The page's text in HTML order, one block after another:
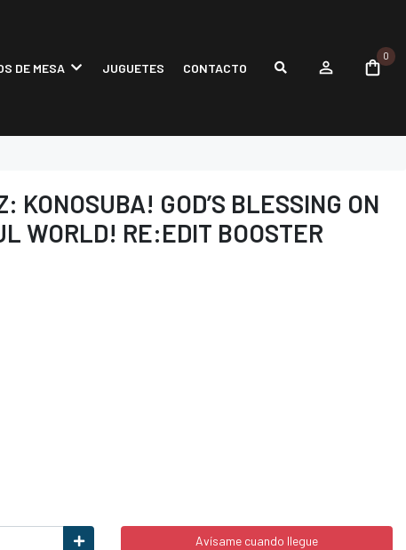
DE MESA JUGUETES CONTACTO
0
KONOSUBA! GOD’S BLESSING ON
WORLD! RE:EDIT BOOSTER
Avísame cuando llegue